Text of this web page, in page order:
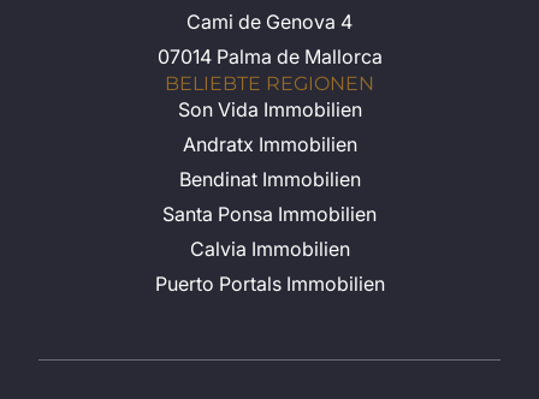
Cami de Genova 4
07014 Palma de Mallorca
BELIEBTE REGIONEN
Son Vida Immobilien
Andratx Immobilien
Bendinat Immobilien
Santa Ponsa Immobilien
Calvia Immobilien
Puerto Portals Immobilien